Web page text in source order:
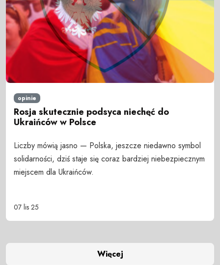
opinie
Rosja skutecznie podsyca niechęć do
Ukraińców w Polsce
Liczby mówią jasno — Polska, jeszcze niedawno symbol
solidarności, dziś staje się coraz bardziej niebezpiecznym
miejscem dla Ukraińców.
07 lis 25
Więcej